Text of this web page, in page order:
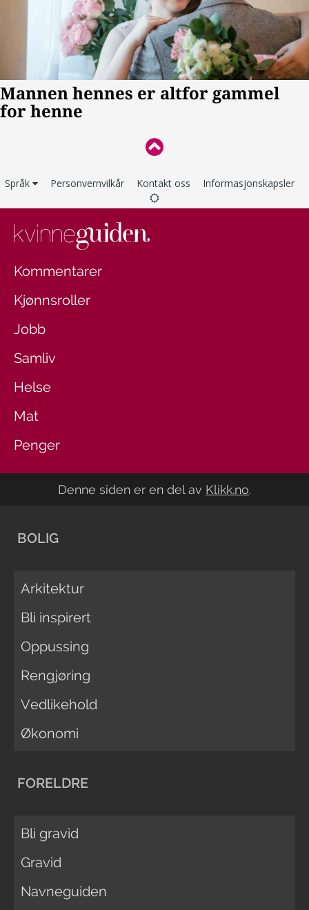
Språk Personvernvilkår Kontakt oss Informasjonskapsler
Kommentarer
Kjønnsroller
Jobb
Samliv
Helse
Mat
Penger
Denne siden er en del av Klikk.no.
BOLIG
Arkitektur
Bli inspirert
Oppussing
Rengjøring
Vedlikehold
Økonomi
FORELDRE
Bli gravid
Gravid
Navneguiden